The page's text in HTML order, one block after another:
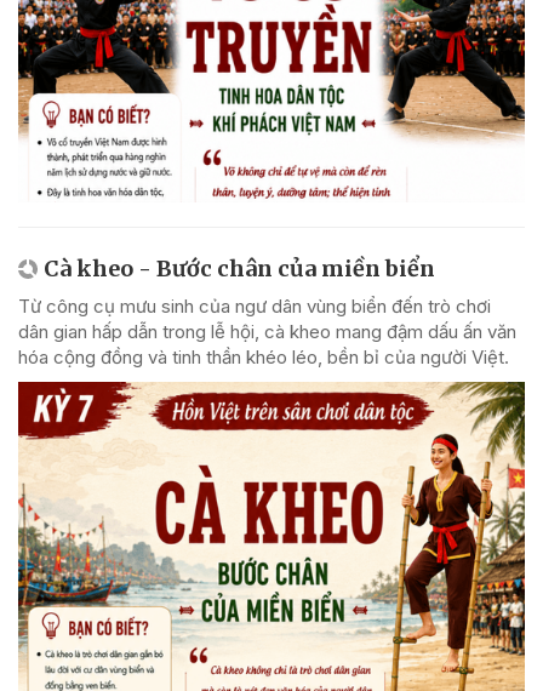
Cà kheo - Bước chân của miền biển
Từ công cụ mưu sinh của ngư dân vùng biển đến trò chơi
dân gian hấp dẫn trong lễ hội, cà kheo mang đậm dấu ấn văn
hóa cộng đồng và tinh thần khéo léo, bền bỉ của người Việt.